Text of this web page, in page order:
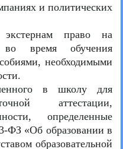
и политических
право на
во время обучения
необходимыми
в школу для
аттестации,
определенные
ФЗ «Об образовании в
образовательной